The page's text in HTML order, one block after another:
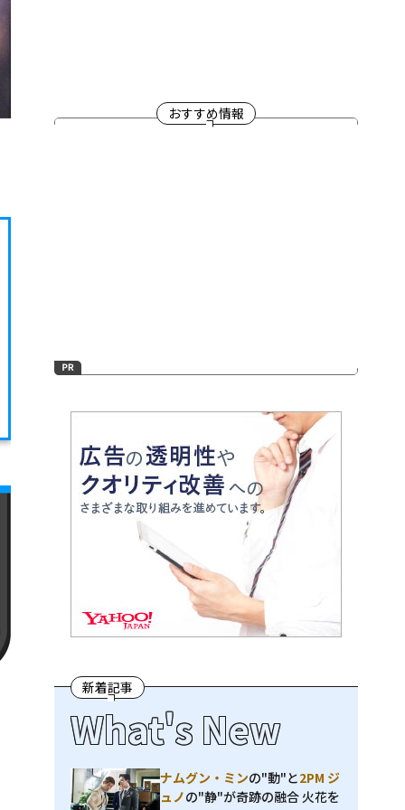
おすすめ情報
新着記事
What's New
ナムグン・ミンの"動"と2PM ジ
ュノの"静"が奇跡の融合 火花を